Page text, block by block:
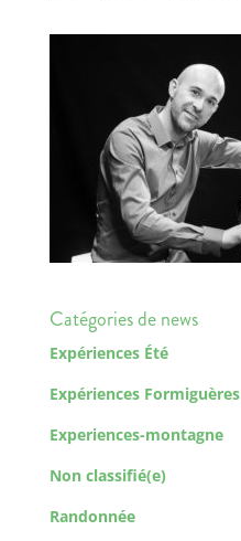
Catégories de news
Expériences Été
Expériences Formiguères
Experiences-montagne
Non classifié(e)
Randonnée